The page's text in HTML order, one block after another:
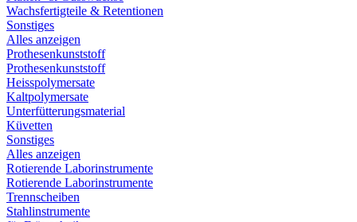
Wachsfertigteile & Retentionen
Sonstiges
Alles anzeigen
Prothesenkunststoff
Prothesenkunststoff
Heisspolymersate
Kaltpolymersate
Unterfütterungsmaterial
Küvetten
Sonstiges
Alles anzeigen
Rotierende Laborinstrumente
Rotierende Laborinstrumente
Trennscheiben
Stahlinstrumente